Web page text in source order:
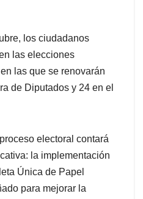
los ciudadanos
las elecciones
las que se renovarán
de Diputados y 24 en el
electoral contará
la implementación
Única de Papel
para mejorar la